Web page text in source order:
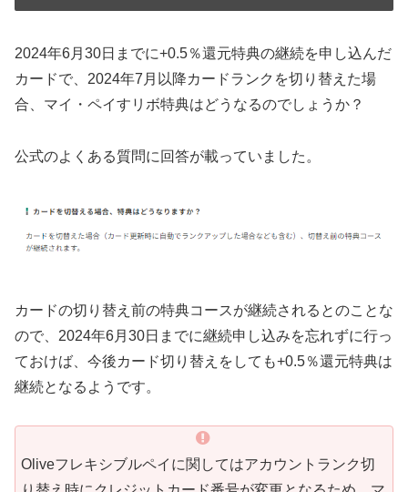
2024年6月30日までに+0.5％還元特典の継続を申し込んだ
カードで、2024年7月以降カードランクを切り替えた場
合、マイ・ペイすリボ特典はどうなるのでしょうか？
公式のよくある質問に回答が載っていました。
カードの切り替え前の特典コースが継続されるとのことな
ので、2024年6月30日までに継続申し込みを忘れずに行っ
ておけば、今後カード切り替えをしても+0.5％還元特典は
継続となるようです。
Oliveフレキシブルペイに関してはアカウントランク切